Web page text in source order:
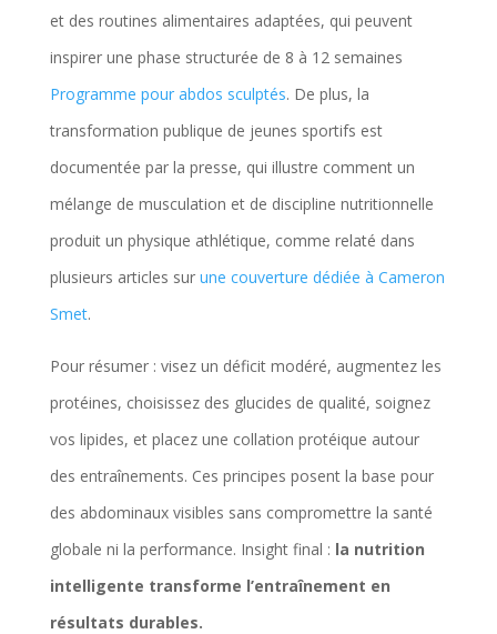
et des routines alimentaires adaptées, qui peuvent
inspirer une phase structurée de 8 à 12 semaines
Programme pour abdos sculptés. De plus, la
transformation publique de jeunes sportifs est
documentée par la presse, qui illustre comment un
mélange de musculation et de discipline nutritionnelle
produit un physique athlétique, comme relaté dans
plusieurs articles sur une couverture dédiée à Cameron
Smet.
Pour résumer : visez un déficit modéré, augmentez les
protéines, choisissez des glucides de qualité, soignez
vos lipides, et placez une collation protéique autour
des entraînements. Ces principes posent la base pour
des abdominaux visibles sans compromettre la santé
globale ni la performance. Insight final : la nutrition
intelligente transforme l’entraînement en
résultats durables.